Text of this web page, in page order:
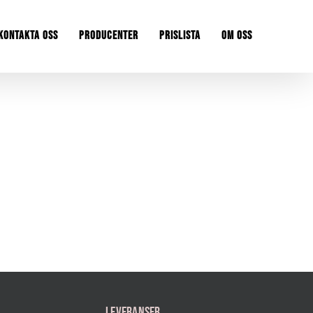
OSS PRODUCENTER PRISLISTA OM OSS